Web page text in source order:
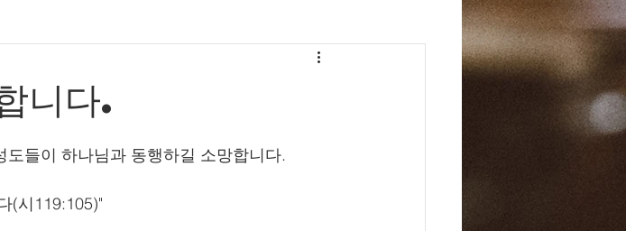
니다.
들이 하나님과 동행하길 소망합니다.
(시119:105)"